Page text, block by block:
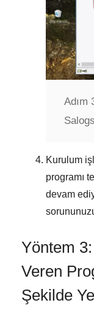
Adım
Kurulum
programı
devam
Yöntem
Veren
Şekilde